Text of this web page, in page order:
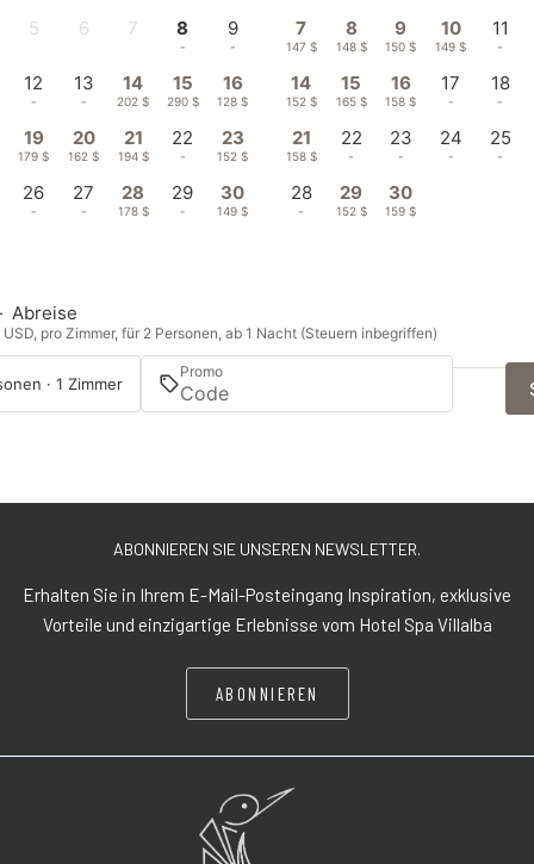
5 6 7 8
-
9
-
12
-
13
-
14
202 $
15
290 $
16
128 $
19
179 $
20
162 $
21
194 $
22
-
23
152 $
26
-
27
-
28
178 $
29
-
30
149 $
7
147 $
8
148 $
9
150 $
10
149 $
11
-
14
152 $
15
165 $
16
158 $
17
-
18
-
21
158 $
22
-
23
-
24
-
25
-
28
-
29
152 $
30
159 $
Abreise
pro Zimmer, für 2 Personen, ab 1 Nacht (Steuern inbegriffen)
· 1 Zimmer
Promo
ABONNIEREN SIE UNSEREN NEWSLETTER.
Erhalten Sie in Ihrem E-Mail-Posteingang Inspiration, exklusive
Vorteile und einzigartige Erlebnisse vom Hotel Spa Villalba
ABONNIEREN